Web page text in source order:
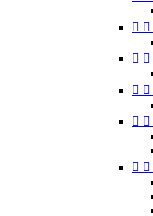
 
 
 
 
 